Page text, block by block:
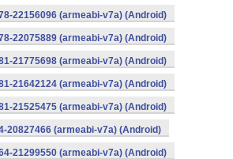
22156096 (armeabi-v7a) (Android)
22075889 (armeabi-v7a) (Android)
21775698 (armeabi-v7a) (Android)
21642124 (armeabi-v7a) (Android)
21525475 (armeabi-v7a) (Android)
20827466 (armeabi-v7a) (Android)
21299550 (armeabi-v7a) (Android)